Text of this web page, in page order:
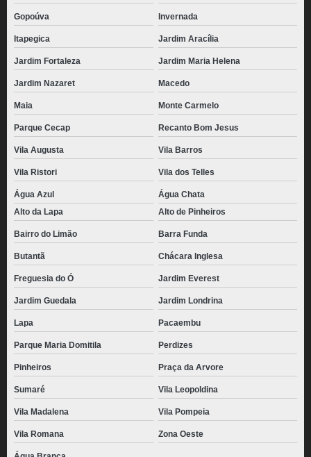
Gopoúva Invernada
Itapegica Jardim Aracília
Jardim Fortaleza Jardim Maria Helena
Jardim Nazaret Macedo
Maia Monte Carmelo
Parque Cecap Recanto Bom Jesus
Vila Augusta Vila Barros
Vila Ristori Vila dos Telles
Água Azul
Água Chata
Alto da Lapa
Alto de Pinheiros
Bairro do Limão Barra Funda
Butantã Chácara Inglesa
Freguesia do Ó Jardim Everest
Jardim Guedala Jardim Londrina
Lapa Pacaembu
Parque Maria Domitila Perdizes
Pinheiros Praça da Arvore
Sumaré Vila Leopoldina
Vila Madalena Vila Pompeia
Vila Romana Zona Oeste